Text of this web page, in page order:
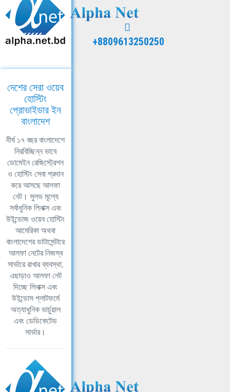
+8809613250250
দেশের সেরা ওয়েব
হোস্টিং
প্রোভাইডার ইন
বাংলাদেশ
দীর্ঘ ১৭ বছর বাংলাদেশে
নিরবিচ্ছিন্ন ভাবে
ডোমেইন রেজিস্ট্রেশন
ও হোস্টিং সেবা প্রদান
করে আসছে আলফা
নেট। সুলভ মূল্যে
সর্বাধুনিক লিনাক্স এবং
উইন্ডোজ ওয়েব হোস্টিং
আমেরিকা অথবা
বাংলাদেশের ডাটাসেন্টারে
আলফা নেটের নিজস্ব
সার্ভারে রাখার ব্যবস্থা,
এছাড়াও আলফা নেট
দিচ্ছে লিনাক্স এবং
উইন্ডোস প্লাটফর্মে
অত্যাধুনিক ভার্চুয়াল
এবং ডেডিকেটেড
সার্ভার।